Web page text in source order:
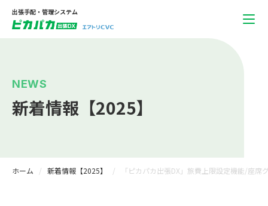
出張手配・管理システム
NEWS
新着情報【2025】
ホーム 新着情報【2025】 「ピカパカ出張DX」旅費上限設定機能/座